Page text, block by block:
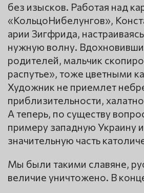
без изысков. Работая над
«КольцоНибелунгов»,
арии Зигфрида,
нужную волну.
родителей, мальчик
распутье», тоже цветными
Художник не приемлет
приблизительности,
А теперь, по существу
примеру западную Украину
значительную часть
Мы были такими славяне,
величие уничтожено. В